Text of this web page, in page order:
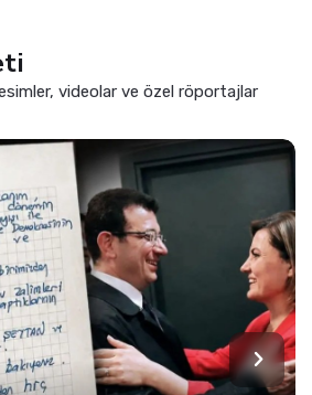
videolar ve özel röportajlar